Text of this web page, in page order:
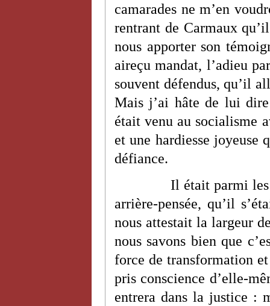
camarades ne m’en
rentrant de Carmaux
nous apporter son
aireçu mandat, l’adieu
souvent défendus, qu’il
Mais j’ai hâte de lui
était venu au socialisme
et une hardiesse joyeuse
défiance.
Il était parmi les
arrière-pensée, qu’il
nous attestait la largeur
nous savons bien que
force de transformation
pris conscience d’elle-
entrera dans la justice :